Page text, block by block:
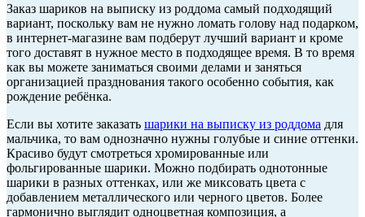
Заказ шариков на выписку из роддома самый подходящий
вариант, поскольку вам не нужно ломать голову над подарком,
в интернет-магазине вам подберут лучший вариант и кроме
того доставят в нужное место в подходящее время. В то время
как вы можете заниматься своими делами и заняться
организацией празднования такого особенно события, как
рождение ребёнка.
Если вы хотите заказать шарики на выписку из роддома для
мальчика, то вам однозначно нужны голубые и синие оттенки.
Красиво будут смотреться хромированные или
фольгированные шарики. Можно подбирать однотонные
шарики в разных оттенках, или же миксовать цвета с
добавлением металлического или черного цветов. Более
гармонично выглядит одноцветная композиция, а